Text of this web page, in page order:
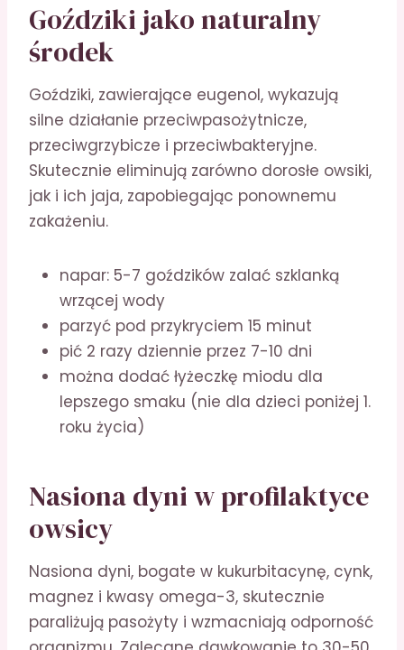
Goździki jako naturalny
środek
Goździki, zawierające eugenol, wykazują
silne działanie przeciwpasożytnicze,
przeciwgrzybicze i przeciwbakteryjne.
Skutecznie eliminują zarówno dorosłe owsiki,
jak i ich jaja, zapobiegając ponownemu
zakażeniu.
napar: 5-7 goździków zalać szklanką
wrzącej wody
parzyć pod przykryciem 15 minut
pić 2 razy dziennie przez 7-10 dni
można dodać łyżeczkę miodu dla
lepszego smaku (nie dla dzieci poniżej 1.
roku życia)
Nasiona dyni w profilaktyce
owsicy
Nasiona dyni, bogate w kukurbitacynę, cynk,
magnez i kwasy omega-3, skutecznie
paraliżują pasożyty i wzmacniają odporność